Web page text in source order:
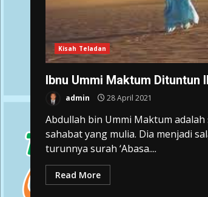
Kisah Teladan
Ibnu Ummi Maktum Dituntun
admin 28 April 2021
Abdullah bin Ummi Maktum
sahabat yang mulia. Dia menjadi
turunnya surah ‘Abasa....
Read More